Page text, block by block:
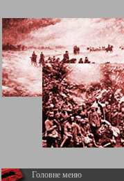
Головне меню